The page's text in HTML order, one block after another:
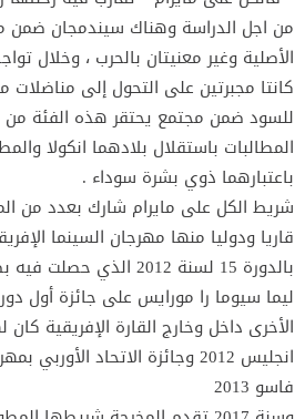
من اجل الدراسة وهناك سيندمجان ضمن
الأصلية وغير معنيتان بالحرب ، وخلال
كانتا مجبرتين على التحول إلى
للسود ضمن مجتمع يحتقر هذه الفئة
المطالبات باستقلال بلادهما انكولا
باعتبارهما ذوي بشرة سوداء .
شريط الكل على مايرام شارك بعدد من
قاريا ودوليا منها مهرجان السينما
بالدورة 15 لسنة 2012
ليما سيوما را مورايس على جائزة أول
الأخرى داخل وخارج القارة الإفريقية
انجليس 2012 وجائزة الاتحاد
فاسو 2013